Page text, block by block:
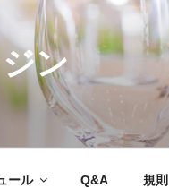
ン
ール Q&A 規則